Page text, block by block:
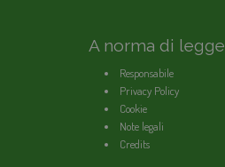
A norma di legge
Responsabile
Privacy Policy
Cookie
Note legali
Credits